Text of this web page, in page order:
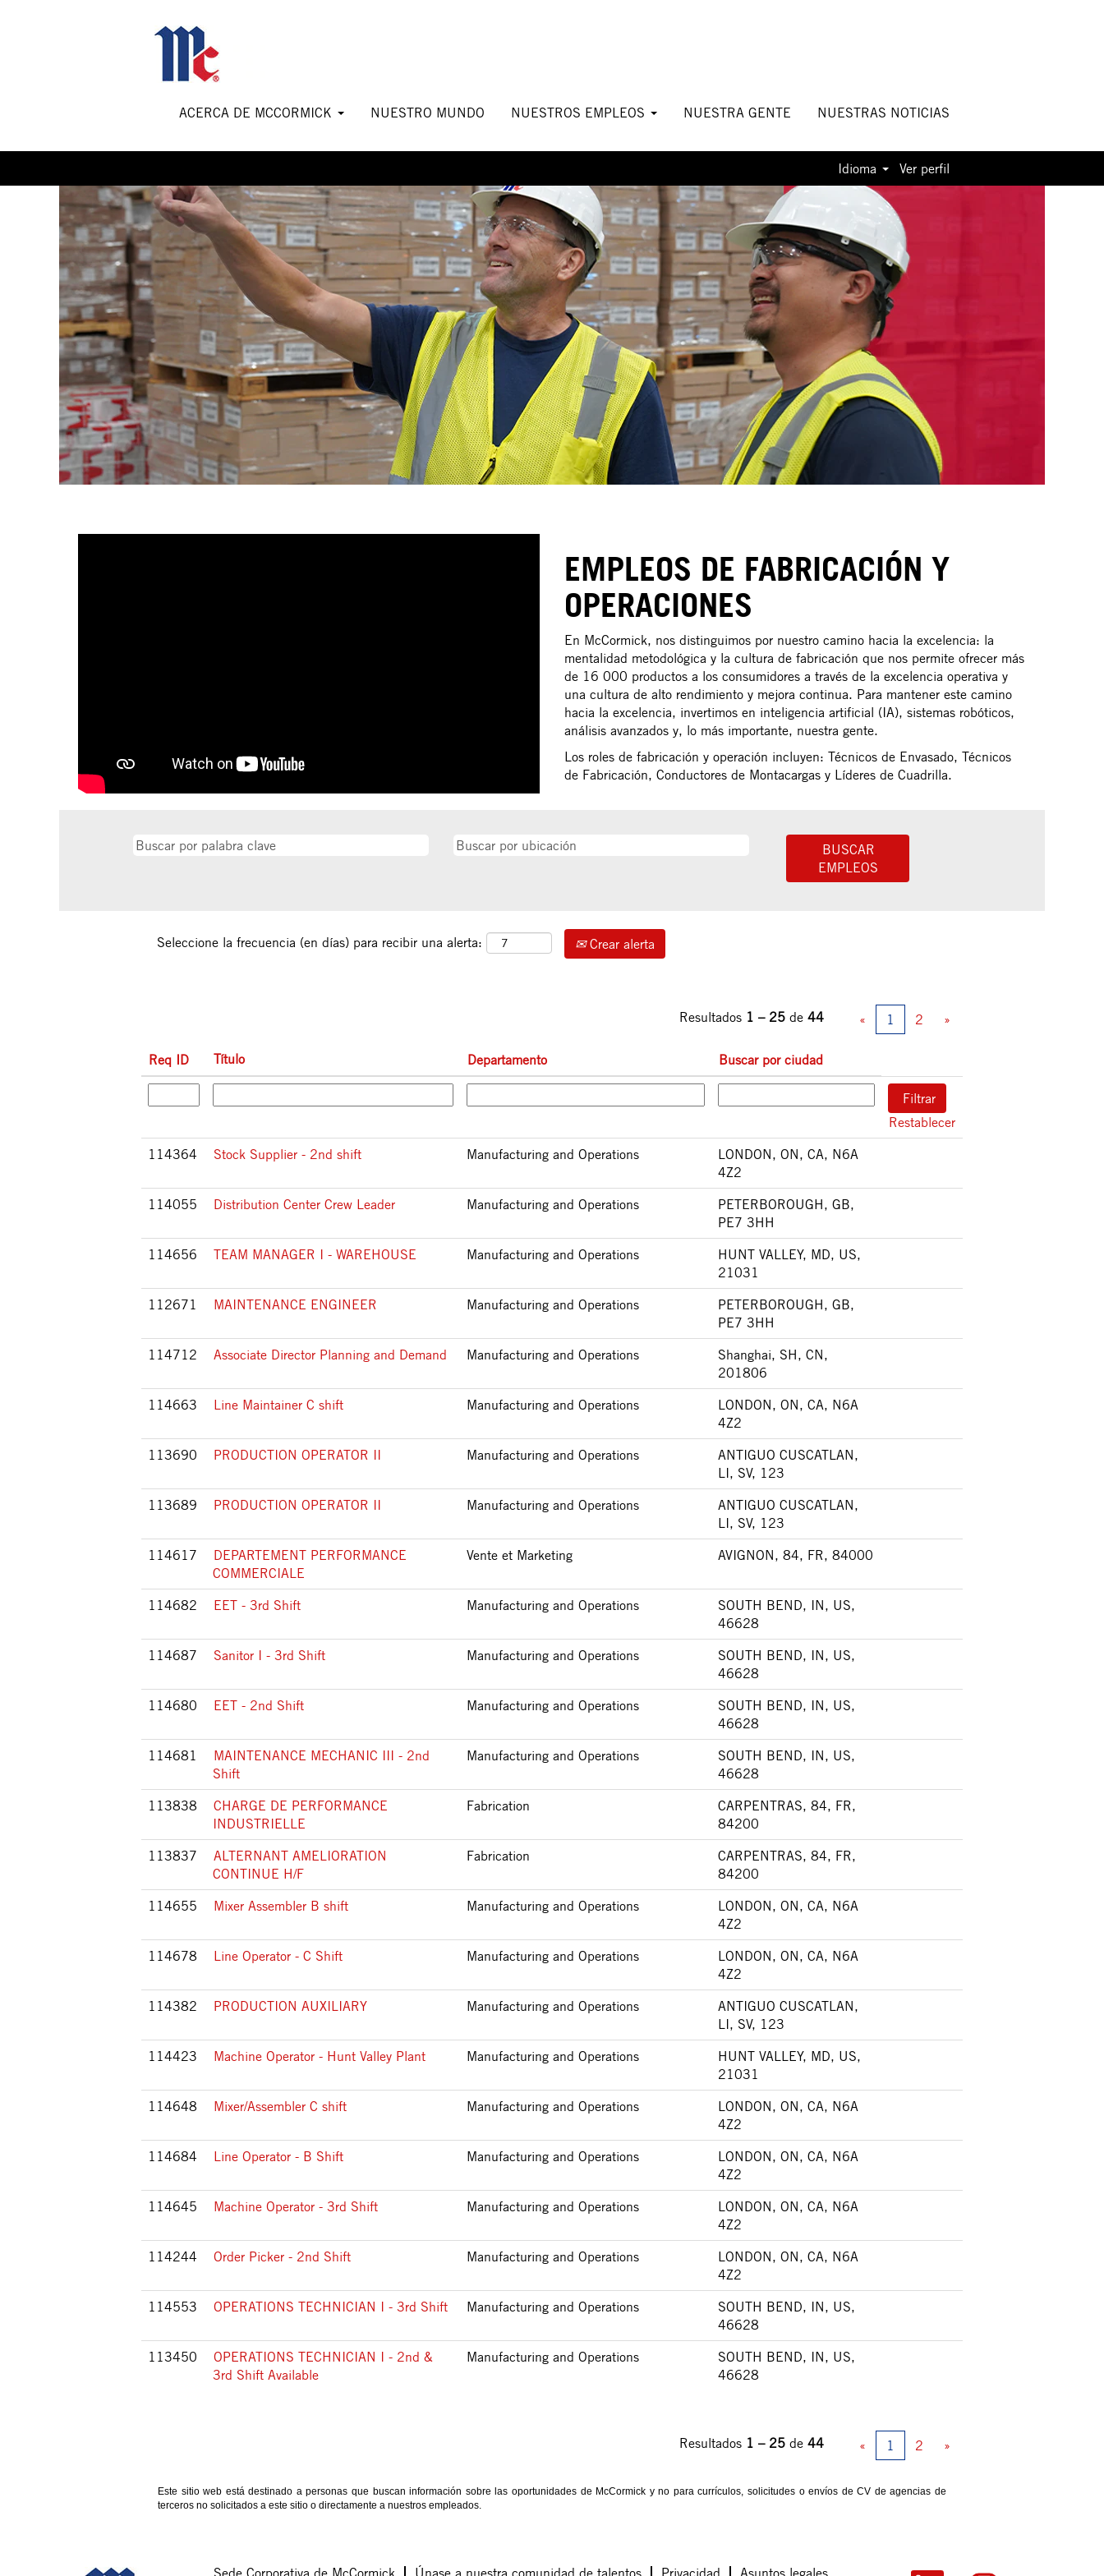
ACERCA DE MCCORMICK NUESTRO MUNDO NUESTROS EMPLEOS NUESTRA GENTE NUESTRAS NOTICIAS
Idioma Ver perfil
EMPLEOS DE FABRICACIÓN Y
OPERACIONES
En McCormick, nos distinguimos por nuestro camino hacia la excelencia: la
mentalidad metodológica y la cultura de fabricación que nos permite ofrecer más
de 16 000 productos a los consumidores a través de la excelencia operativa y
una cultura de alto rendimiento y mejora continua. Para mantener este camino
hacia la excelencia, invertimos en inteligencia artificial (IA), sistemas robóticos,
análisis avanzados y, lo más importante, nuestra gente.
Los roles de fabricación y operación incluyen: Técnicos de Envasado, Técnicos
de Fabricación, Conductores de Montacargas y Líderes de Cuadrilla.
Seleccione la frecuencia (en días) para recibir una alerta: Crear alerta
Resultados 1 – 25 de 44 « 1 2 »
Req ID Título Departamento Buscar por ciudad
Restablecer
114364
Stock Supplier - 2nd shift Manufacturing and Operations
LONDON, ON, CA, N6A
4Z2
114055
Distribution Center Crew Leader Manufacturing and Operations
PETERBOROUGH, GB,
PE7 3HH
114656
TEAM MANAGER I - WAREHOUSE Manufacturing and Operations
HUNT VALLEY, MD, US,
21031
112671
MAINTENANCE ENGINEER Manufacturing and Operations
PETERBOROUGH, GB,
PE7 3HH
114712
Associate Director Planning and Demand Manufacturing and Operations
Shanghai, SH, CN,
201806
114663
Line Maintainer C shift Manufacturing and Operations
LONDON, ON, CA, N6A
4Z2
113690
PRODUCTION OPERATOR II Manufacturing and Operations
ANTIGUO CUSCATLAN,
LI, SV, 123
113689
PRODUCTION OPERATOR II Manufacturing and Operations
ANTIGUO CUSCATLAN,
LI, SV, 123
114617
DEPARTEMENT PERFORMANCE
COMMERCIALE
Vente et Marketing AVIGNON, 84, FR, 84000
114682 EET - 3rd Shift Manufacturing and Operations
SOUTH BEND, IN, US,
46628
114687
Sanitor I - 3rd Shift Manufacturing and Operations
SOUTH BEND, IN, US,
46628
114680
EET - 2nd Shift Manufacturing and Operations
SOUTH BEND, IN, US,
46628
114681
MAINTENANCE MECHANIC III - 2nd
Shift
Manufacturing and Operations
SOUTH BEND, IN, US,
46628
113838
CHARGE DE PERFORMANCE
INDUSTRIELLE
Fabrication
CARPENTRAS, 84, FR,
84200
113837
ALTERNANT AMELIORATION
CONTINUE H/F
Fabrication
CARPENTRAS, 84, FR,
84200
114655
Mixer Assembler B shift Manufacturing and Operations
LONDON, ON, CA, N6A
4Z2
114678
Line Operator - C Shift Manufacturing and Operations
LONDON, ON, CA, N6A
4Z2
114382
PRODUCTION AUXILIARY Manufacturing and Operations
ANTIGUO CUSCATLAN,
LI, SV, 123
114423
Machine Operator - Hunt Valley Plant Manufacturing and Operations
HUNT VALLEY, MD, US,
21031
114648
Mixer/Assembler C shift Manufacturing and Operations
LONDON, ON, CA, N6A
4Z2
114684
Line Operator - B Shift Manufacturing and Operations
LONDON, ON, CA, N6A
4Z2
114645
Machine Operator - 3rd Shift Manufacturing and Operations
LONDON, ON, CA, N6A
4Z2
114244
Order Picker - 2nd Shift Manufacturing and Operations
LONDON, ON, CA, N6A
4Z2
114553
OPERATIONS TECHNICIAN I - 3rd Shift Manufacturing and Operations
SOUTH BEND, IN, US,
46628
113450
OPERATIONS TECHNICIAN I - 2nd &
3rd Shift Available
Manufacturing and Operations
SOUTH BEND, IN, US,
46628
Resultados 1 – 25 de 44 « 1 2 »
Este sitio web está destinado a personas que buscan información sobre las oportunidades de McCormick y no para currículos, solicitudes o envíos de CV de agencias de
terceros no solicitados a este sitio o directamente a nuestros empleados.